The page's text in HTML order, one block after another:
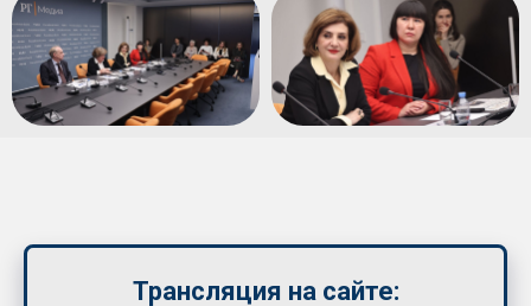
Трансляция на сайте: